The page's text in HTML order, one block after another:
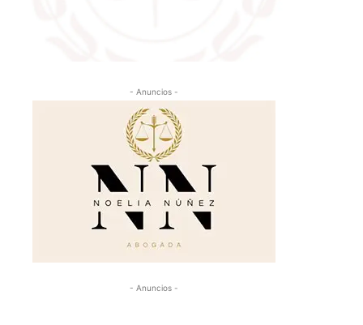
- Anuncios -
- Anuncios -